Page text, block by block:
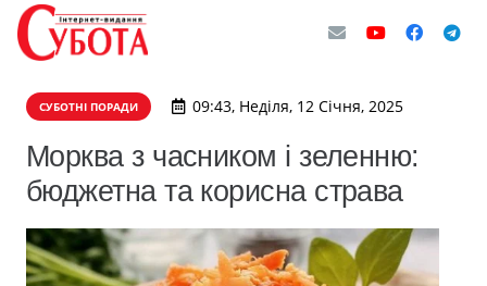
СУБОТНІ ПОРАДИ 09:43, Неділя, 12 Січня, 2025
Морква з часником і зеленню:
бюджетна та корисна страва